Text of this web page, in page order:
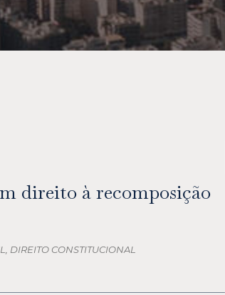
direito à recomposição
DIREITO CONSTITUCIONAL